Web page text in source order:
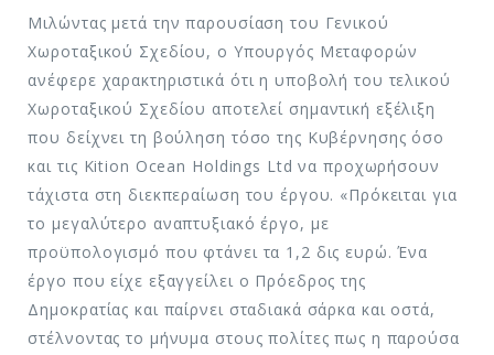
Μιλώντας μετά την παρουσίαση του Γενικού
Χωροταξικού Σχεδίου, ο Υπουργός Μεταφορών
ανέφερε χαρακτηριστικά ότι η υποβολή του τελικού
Χωροταξικού Σχεδίου αποτελεί σημαντική εξέλιξη
που δείχνει τη βούληση τόσο της Κυβέρνησης όσο
και τις Kition Ocean Holdings Ltd να προχωρήσουν
τάχιστα στη διεκπεραίωση του έργου. «Πρόκειται για
το μεγαλύτερο αναπτυξιακό έργο, με
προϋπολογισμό που φτάνει τα 1,2 δις ευρώ. Ένα
έργο που είχε εξαγγείλει ο Πρόεδρος της
Δημοκρατίας και παίρνει σταδιακά σάρκα και οστά,
στέλνοντας το μήνυμα στους πολίτες πως η παρούσα